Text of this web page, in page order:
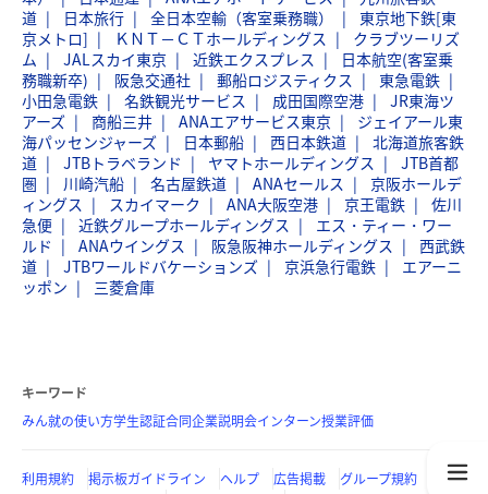
道
日本旅行 全日本空輸（客室乗務職）
東京地下鉄[東
京メトロ]
ＫＮＴ－ＣＴホールディングス
クラブツーリズ
ム
JALスカイ東京 近鉄エクスプレス
日本航空(客室乗
務職新卒)
阪急交通社 郵船ロジスティクス
東急電鉄
小田急電鉄
名鉄観光サービス 成田国際空港
JR東海ツ
アーズ
商船三井 ANAエアサービス東京
ジェイアール東
海パッセンジャーズ
日本郵船 西日本鉄道
北海道旅客鉄
道
JTBトラベランド ヤマトホールディングス
JTB首都
圏
川崎汽船 名古屋鉄道 ANAセールス
京阪ホールデ
ィングス
スカイマーク ANA大阪空港 京王電鉄
佐川
急便
近鉄グループホールディングス
エス・ティー・ワー
ルド
ANAウイングス 阪急阪神ホールディングス
西武鉄
道
JTBワールドバケーションズ 京浜急行電鉄
エアーニ
ッポン
三菱倉庫
キーワード
みん就の使い方学生認証合同企業説明会インターン授業評価
利用規約 掲示板ガイドライン ヘルプ 広告掲載
グループ規約